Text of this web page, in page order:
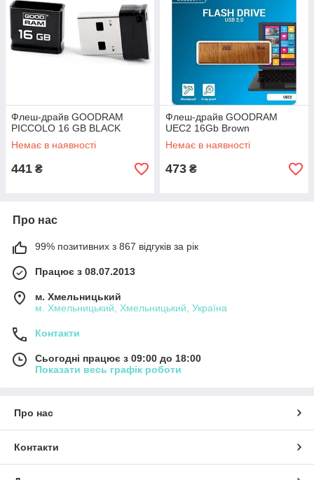
Флеш-драйв GOODRAM
PICCOLO 16 GB BLACK
Немає в наявності
441 ₴
Флеш-драйв GOODRAM
UEC2 16Gb Brown
Немає в наявності
473 ₴
Про нас
99% позитивних з 867 відгуків за рік
Працює з 08.07.2013
м. Хмельницький
м. Хмельницький, Хмельницький, Україна
Контакти
Сьогодні працює з 09:00 до 18:00
Показати весь графік роботи
Про нас
Контакти